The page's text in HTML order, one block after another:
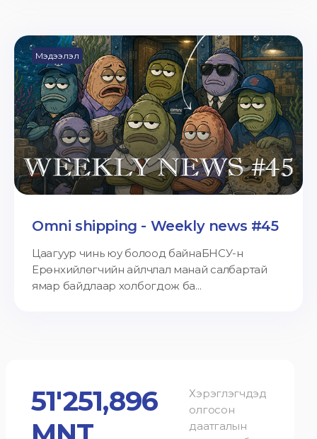
Мэдээлэл
Omni shipping - Weekly news #45
Цаагуур чинь юу болоод байнаБНСУ-н
Ерөнхийлөгчийн айлчлал манай салбартай
ямар байдлаар холбогдож ба...
51'251,896
Хэрэглэгчдэд
олгосон
даатгалын